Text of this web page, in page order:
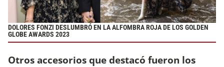
DOLORES FONZI DESLUMBRÓ EN LA ALFOMBRA ROJA DE LOS GOLDEN
GLOBE AWARDS 2023
Otros accesorios que destacó fueron los